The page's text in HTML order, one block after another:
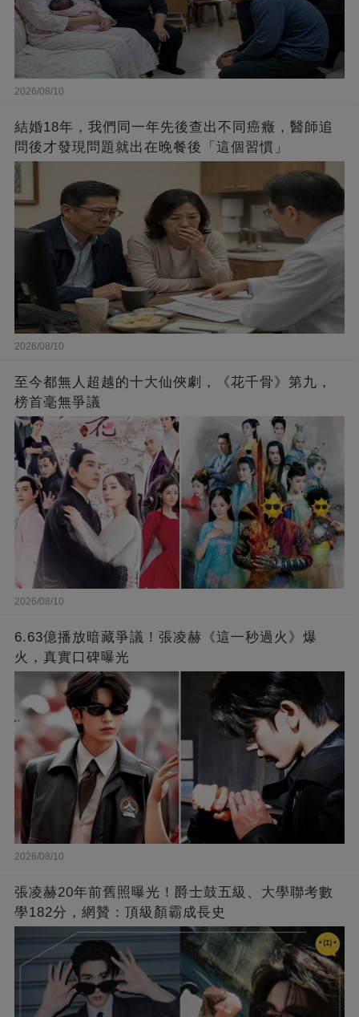
2026/08/10
結婚18年，我們同一年先後查出不同癌癥，醫師追
問後才發現問題就出在晚餐後「這個習慣」
2026/08/10
至今都無人超越的十大仙俠劇，《花千骨》第九，
榜首毫無爭議
2026/08/10
6.63億播放暗藏爭議！張凌赫《這一秒過火》爆
火，真實口碑曝光
2026/08/10
張凌赫20年前舊照曝光！爵士鼓五級、大學聯考數
學182分，網贊：頂級顏霸成長史